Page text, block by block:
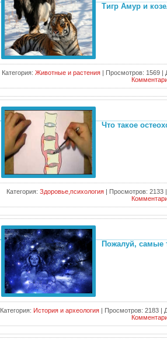
Тигр Амур и
Категория: Животные и растения| Просмотров: 1569 |
Что такое
Категория: Здоровье,психология| Просмотров: 2133 |
Пожалуй, самые
Категория: История и археология | Просмотров: 2183 |